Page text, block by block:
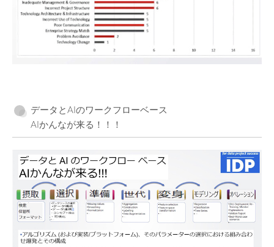
データとAIのワークフローベース
AIかんなが来る！！！